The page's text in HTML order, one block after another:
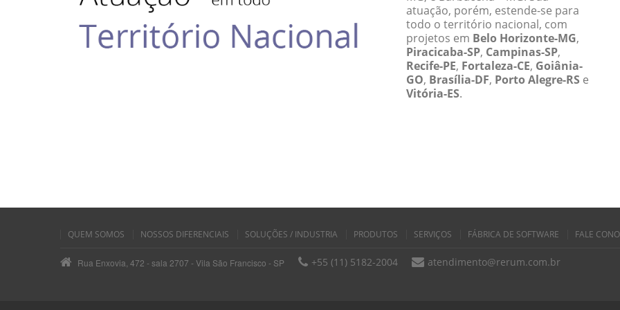
atuação, porém, estende-se para
todo o território nacional, com
projetos em Belo Horizonte-MG,
Piracicaba-SP, Campinas-SP,
Recife-PE, Fortaleza-CE, Goiânia-
GO, Brasília-DF, Porto Alegre-RS e
Vitória-ES.
QUEM SOMOS NOSSOS DIFERENCIAIS SOLUÇÕES / INDUSTRIA PRODUTOS SERVIÇOS FÁBRICA DE SOFTWARE FALE
Rua Enxovia, 472 - sala 2707 - Vila São Francisco - SP +55 (11) 5182-2004 atendimento@rerum.com.br